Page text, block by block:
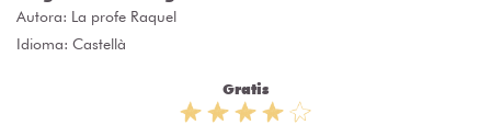
Autora: La profe Raquel
Idioma: Castellà
Gratis